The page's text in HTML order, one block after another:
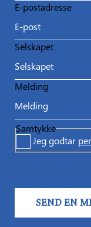
E-postadresse
Selskapet
Melding
Samtykke
Jeg godtar